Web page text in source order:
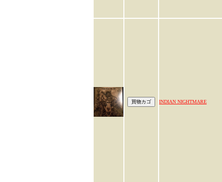
INDIAN NIGHTMARE